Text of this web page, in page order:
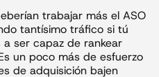
trabajar más el ASO
tantísimo tráfico si tú
ser capaz de rankear
un poco más de esfuerzo
de adquisición bajen